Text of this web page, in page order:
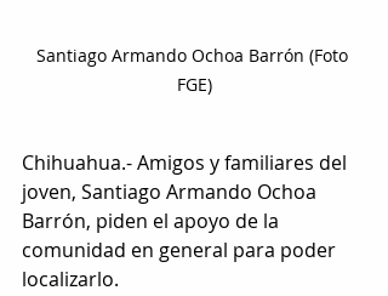
Santiago Armando Ochoa Barrón (Foto
FGE)
Chihuahua.- Amigos y familiares del
joven, Santiago Armando Ochoa
Barrón, piden el apoyo de la
comunidad en general para poder
localizarlo.